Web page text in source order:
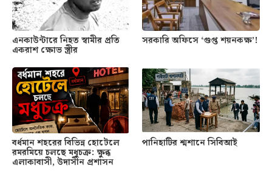
এনকাউন্টারে নিহত স্বামীর প্রতি
একরাশ ক্ষোভ স্ত্রীর
সরকারি অফিসে ‘গুপ্ত শয়নকক্ষ’!
বর্ধমান শহরের বিভিন্ন হোটেলে
রমরমিয়ে চলছে মধুচক্র: ক্ষুব্ধ
এলাকাবাসী, উদাসীন প্রশাসন
পানিহাটির শ্মশানে সিবিআই